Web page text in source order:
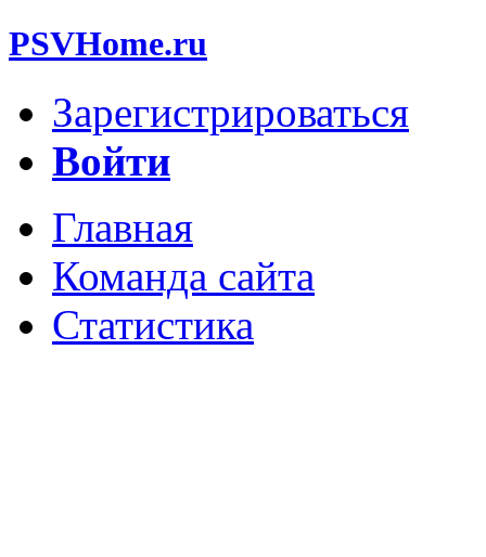
PSVHome.ru
Зарегистрироваться
Войти
Главная
Команда сайта
Статистика